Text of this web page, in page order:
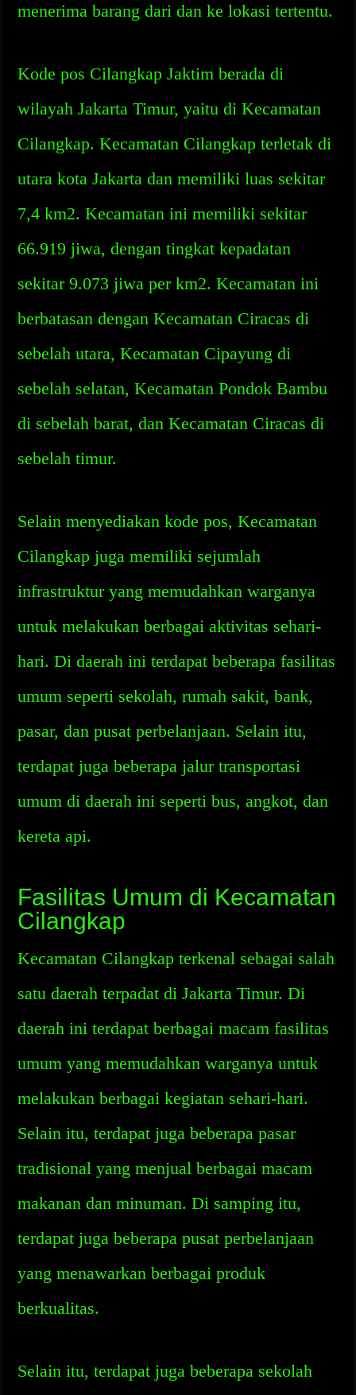
menerima barang dari dan ke lokasi tertentu.
Kode pos Cilangkap Jaktim berada di
wilayah Jakarta Timur, yaitu di Kecamatan
Cilangkap. Kecamatan Cilangkap terletak di
utara kota Jakarta dan memiliki luas sekitar
7,4 km2. Kecamatan ini memiliki sekitar
66.919 jiwa, dengan tingkat kepadatan
sekitar 9.073 jiwa per km2. Kecamatan ini
berbatasan dengan Kecamatan Ciracas di
sebelah utara, Kecamatan Cipayung di
sebelah selatan, Kecamatan Pondok Bambu
di sebelah barat, dan Kecamatan Ciracas di
sebelah timur.
Selain menyediakan kode pos, Kecamatan
Cilangkap juga memiliki sejumlah
infrastruktur yang memudahkan warganya
untuk melakukan berbagai aktivitas sehari-
hari. Di daerah ini terdapat beberapa fasilitas
umum seperti sekolah, rumah sakit, bank,
pasar, dan pusat perbelanjaan. Selain itu,
terdapat juga beberapa jalur transportasi
umum di daerah ini seperti bus, angkot, dan
kereta api.
Fasilitas Umum di Kecamatan
Cilangkap
Kecamatan Cilangkap terkenal sebagai salah
satu daerah terpadat di Jakarta Timur. Di
daerah ini terdapat berbagai macam fasilitas
umum yang memudahkan warganya untuk
melakukan berbagai kegiatan sehari-hari.
Selain itu, terdapat juga beberapa pasar
tradisional yang menjual berbagai macam
makanan dan minuman. Di samping itu,
terdapat juga beberapa pusat perbelanjaan
yang menawarkan berbagai produk
berkualitas.
Selain itu, terdapat juga beberapa sekolah